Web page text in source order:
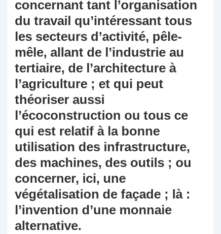
concernant tant l’organisation
du travail qu’intéressant tous
les secteurs d’activité, pêle-
mêle, allant de l’industrie au
tertiaire, de l’architecture à
l’agriculture ; et qui peut
théoriser aussi
l’écoconstruction ou tous ce
qui est relatif à la bonne
utilisation des infrastructure,
des machines, des outils ; ou
concerner, ici, une
végétalisation de façade ; là :
l’invention d’une monnaie
alternative.